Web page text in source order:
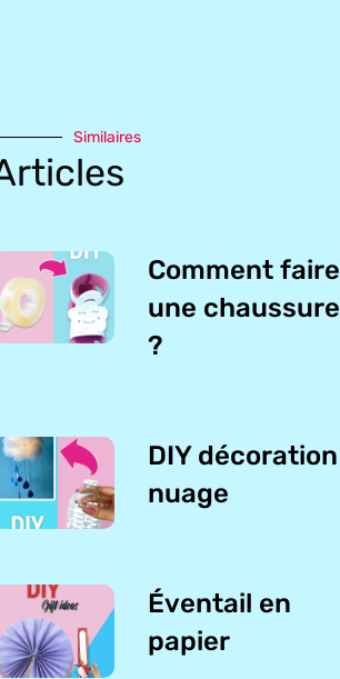
Similaires
Comment faire
une chaussure
?
DIY décoration
nuage
Éventail en
papier